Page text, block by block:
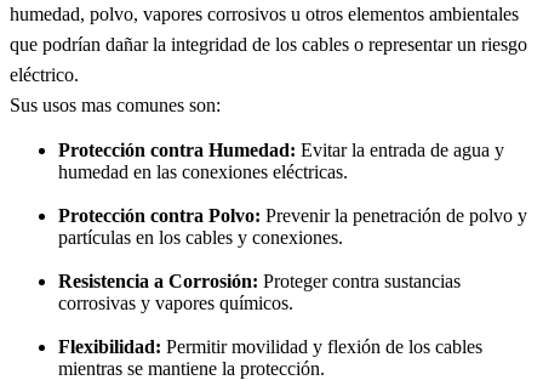
humedad, polvo, vapores corrosivos u otros elementos ambientales
que podrían dañar la integridad de los cables o representar un riesgo
eléctrico.
Sus usos mas comunes son:
Protección contra Humedad: Evitar la entrada de agua y
humedad en las conexiones eléctricas.
Protección contra Polvo: Prevenir la penetración de polvo y
partículas en los cables y conexiones.
Resistencia a Corrosión: Proteger contra sustancias
corrosivas y vapores químicos.
Flexibilidad: Permitir movilidad y flexión de los cables
mientras se mantiene la protección.